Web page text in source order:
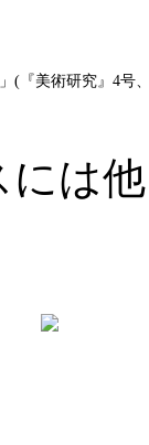
(『美術研究』4号
は